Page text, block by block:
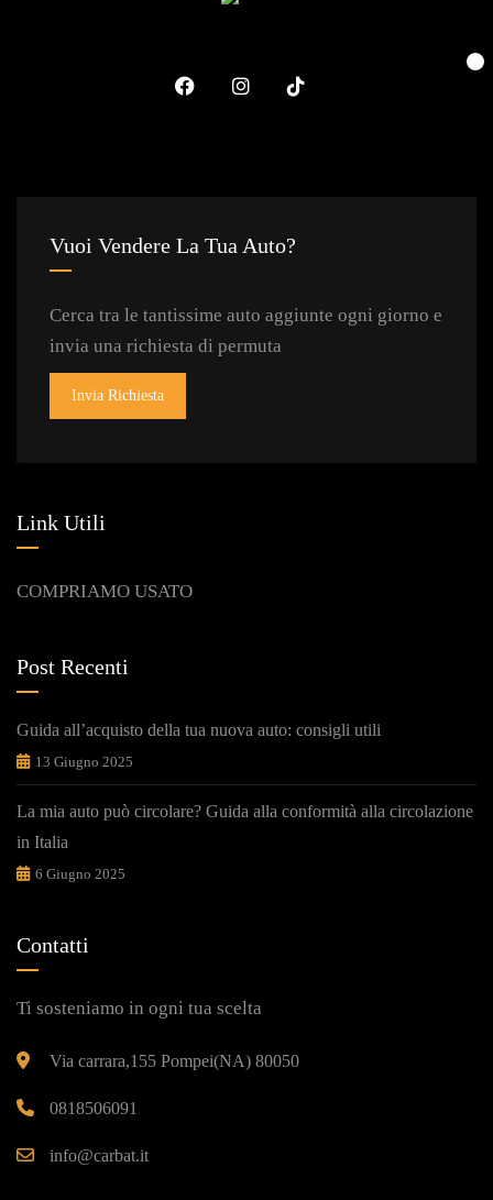
Vuoi Vendere La Tua Auto?
Cerca tra le tantissime auto aggiunte ogni giorno e
invia una richiesta di permuta
Invia Richiesta
Link Utili
COMPRIAMO USATO
Post Recenti
Guida all’acquisto della tua nuova auto: consigli utili
13 Giugno 2025
La mia auto può circolare? Guida alla conformità alla circolazione
in Italia
6 Giugno 2025
Contatti
Ti sosteniamo in ogni tua scelta
Via carrara,155 Pompei(NA) 80050
0818506091
info@carbat.it